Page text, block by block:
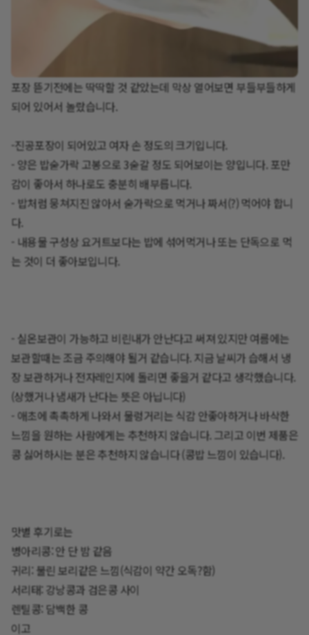
포장 뜯기전에는 딱딱할 것 같았는데 막상 열어보면 부들부들하게
-진공포장이 되어있고 여자 손 정도의 크기입니다.
- 양은 밥숟가락 고봉으로 3숟갈 정도 되어보이는 양입니다. 포만
감이 좋아서 하나로도 충분히 배부릅니다.
- 밥처럼 뭉쳐지진 않아서 숟가락으로 먹거나 짜서(?) 먹어야 합니
다.
- 내용물 구성상 요거트보다는 밥에 섞어먹거나 또는 단독으로 먹
는 것이 더 좋아보입니다.
- 실온보관이 가능하고 비린내가 안난다고 써져 있지만 여름에는
보관할때는 조금 주의해야 될거 같습니다. 지금 날씨가 습해서 냉
장 보관하거나 전자레인지에 돌리면 좋을거 같다고 생각했습니다.
(상했거나 냄새가 난다는 뜻은 아닙니다)
- 애초에 촉촉하게 나와서 물렁거리는 식감 안좋아하거나 바삭한
느낌을 원하는 사람에게는 추천하지 않습니다. 그리고 이번 제품은
콩 싫어하시는 분은 추천하지 않습니다 (콩밥 느낌이 있습니다).
맛별 후기로는
병아리콩: 안 단 밤 같음
귀리: 불린 보리같은 느낌(식감이 약간 오독?함)
서리태: 강낭콩과 검은콩 사이
렌틸콩: 담백한 콩
이고